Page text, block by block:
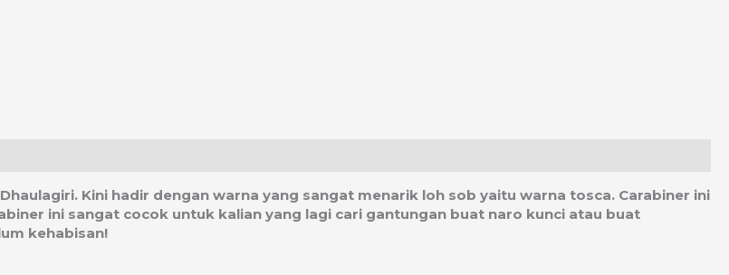
Kini hadir dengan warna yang sangat menarik loh sob yaitu warna tosca. Carabiner ini
ini sangat cocok untuk kalian yang lagi cari gantungan buat naro kunci atau buat
kehabisan!